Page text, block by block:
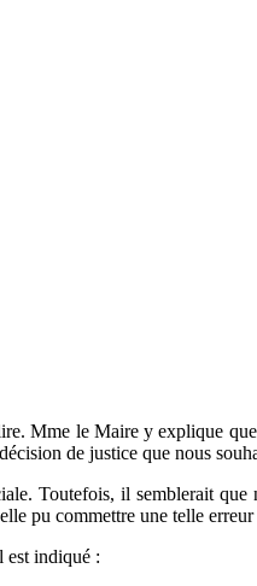
Mme le Maire y explique
de justice que nous
Toutefois, il semblerait
pu commettre une telle
est indiqué :